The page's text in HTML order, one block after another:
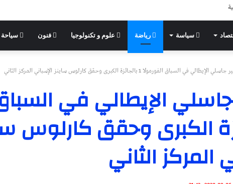
سياسة رياضة علوم و تكنولوجيا فنون سياحة
الإيطالي في السباق الفورمولا 1 بالجائزة الكبرى وحقق كارلوس ساينز الإسباني المركز الثاني
جاسلي الإيطالي في
الكبرى وحقق كارلوس
المركز الثاني